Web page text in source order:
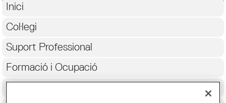
Inici
Col·legi
Suport Professional
Formació i Ocupació